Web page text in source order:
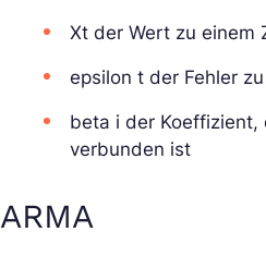
Xt der Wert zu einem
epsilon t der Fehler
beta i der
verbunden ist
ARMA